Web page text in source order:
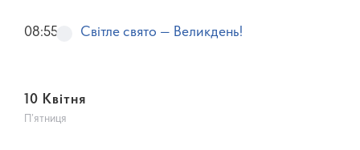
Світле свято — Великдень!
08:55
10 Квітня
П’ятниця